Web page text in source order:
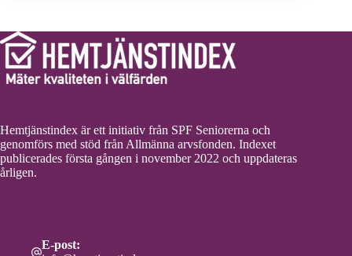
Hemtjänstindex är ett initiativ från SPF Seniorerna och
genomförs med stöd från Allmänna arvsfonden. Indexet
publicerades första gången i november 2022 och uppdateras
årligen.
E-post: